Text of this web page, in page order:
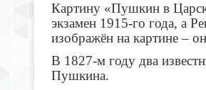
Картину «Пушкин в
экзамен 1915-го года, а
изображён на картине –
В 1827-м году два
Пушкина.